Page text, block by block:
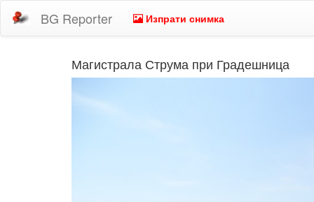
BG Reporter Изпрати снимка
Магистрала Струма при Градешница